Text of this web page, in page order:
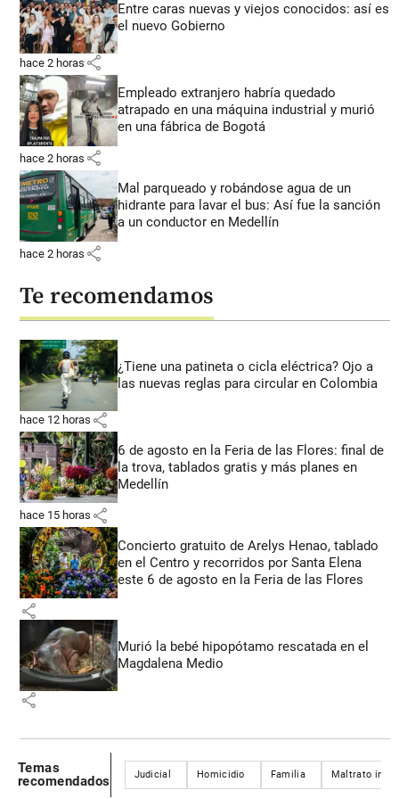
Entre caras nuevas y viejos conocidos: así es
el nuevo Gobierno
hace 2 horas share
Empleado extranjero habría quedado
atrapado en una máquina industrial y murió
en una fábrica de Bogotá
hace 2 horas share
Mal parqueado y robándose agua de un
hidrante para lavar el bus: Así fue la sanción
a un conductor en Medellín
hace 2 horas share
Te recomendamos
¿Tiene una patineta o cicla eléctrica? Ojo a
las nuevas reglas para circular en Colombia
hace 12 horas share
6 de agosto en la Feria de las Flores: final de
la trova, tablados gratis y más planes en
Medellín
hace 15 horas share
Concierto gratuito de Arelys Henao, tablado
en el Centro y recorridos por Santa Elena
este 6 de agosto en la Feria de las Flores
share
Murió la bebé hipopótamo rescatada en el
Magdalena Medio
share
Temas
recomendados
Judicial Homicidio Familia Maltrato